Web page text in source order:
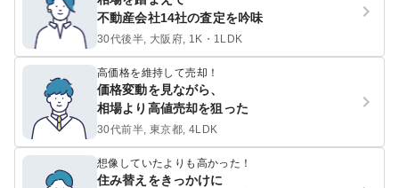
不動産会社14社の査定を吟味
30代後半, 大阪府, 1K・1LDK
高価格を維持して売却！
価格変動を見ながら、
相場より高値売却を狙った
30代前半, 東京都, 4LDK
想像していたよりも高かった！
住み替えをきっかけに